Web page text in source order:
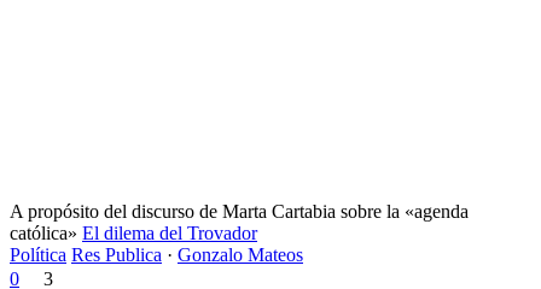
A propósito del discurso de Marta Cartabia sobre la «agenda
católica» El dilema del Trovador
Política Res Publica · Gonzalo Mateos
0
3